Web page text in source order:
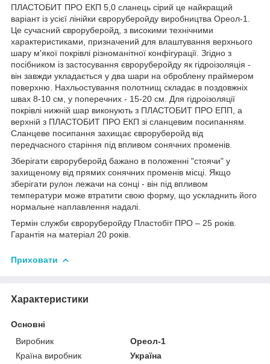
ПЛАСТОБИТ ПРО ЕКП 5,0 сланець сірий це найкращий
варіант із усієї лінійки євроруберойду виробництва Ореол-1.
Це сучасний євроруберойд, з високими технічними
характеристиками, призначений для влаштування верхнього
шару м'якої покрівлі різноманітної конфігурації. Згідно з
посібником із застосування євроруберойду як гідроізоляція -
він завжди укладається у два шари на оброблену праймером
поверхню. Нахльостування полотнищ складає в поздовжніх
швах 8-10 см, у поперечних - 15-20 см. Для гідроізоляції
покрівлі нижній шар виконують з ПЛАСТОБИТ ПРО ЕПП, а
верхній з ПЛАСТОБИТ ПРО ЕКП зі сланцевим посипанням.
Сланцеве посипання захищає євроруберойд від
передчасного старіння під впливом сонячних променів.
Зберігати євроруберойд бажано в положенні "стоячи" у
захищеному від прямих сонячних променів місці. Якщо
зберігати рулон лежачи на сонці - він під впливом
температури може втратити свою форму, що ускладнить його
нормальне наплавлення надалі.
Термін служби євроруберойду Пластобіт ПРО – 25 років.
Гарантія на матеріал 20 років.
Приховати
Характеристики
Основні
Виробник
Ореол-1
Країна виробник
Україна